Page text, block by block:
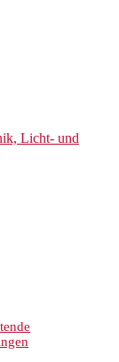
Licht- und